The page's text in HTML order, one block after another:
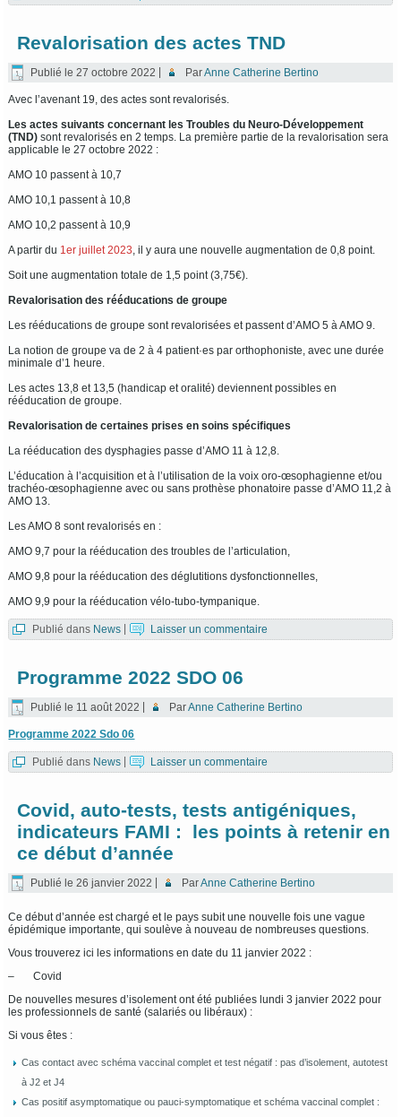
Revalorisation des actes TND
Publié le 27 octobre 2022 ParAnne Catherine Bertino
Avec l’avenant 19, des actes sont revalorisés.
Les actes suivants concernant les Troubles du Neuro-Développement
(TND)sont revalorisés en 2 temps. La première partie de la revalorisation sera
applicable le 27 octobre 2022 :
AMO 10 passent à 10,7
AMO 10,1 passent à 10,8
AMO 10,2 passent à 10,9
A partir du 1er juillet 2023, il y aura une nouvelle augmentation de 0,8 point.
Soit une augmentation totale de 1,5 point (3,75€).
Revalorisation des rééducations de groupe
Les rééducations de groupe sont revalorisées et passent d’AMO 5 à AMO 9.
La notion de groupe va de 2 à 4 patient·es par orthophoniste, avec une durée
minimale d’1 heure.
Les actes 13,8 et 13,5 (handicap et oralité) deviennent possibles en
rééducation de groupe.
Revalorisation de certaines prises en soins spécifiques
La rééducation des dysphagies passe d’AMO 11 à 12,8.
L’éducation à l’acquisition et à l’utilisation de la voix oro-œsophagienne et/ou
trachéo-œsophagienne avec ou sans prothèse phonatoire passe d’AMO 11,2 à
AMO 13.
Les AMO 8 sont revalorisés en :
AMO 9,7 pour la rééducation des troubles de l’articulation,
AMO 9,8 pour la rééducation des déglutitions dysfonctionnelles,
AMO 9,9 pour la rééducation vélo-tubo-tympanique.
Publié dans News Laisser un commentaire
Programme 2022 SDO 06
Publié le 11 août 2022 ParAnne Catherine Bertino
Programme 2022 Sdo 06
Publié dans News Laisser un commentaire
Covid, auto-tests, tests antigéniques,
indicateurs FAMI : les points à retenir en
ce début d’année
Publié le 26 janvier 2022 ParAnne Catherine Bertino
Ce début d’année est chargé et le pays subit une nouvelle fois une vague
épidémique importante, qui soulève à nouveau de nombreuses questions.
Vous trouverez ici les informations en date du 11 janvier 2022 :
– Covid
De nouvelles mesures d’isolement ont été publiées lundi 3 janvier 2022 pour
les professionnels de santé (salariés ou libéraux) :
Si vous êtes :
Cas contact avec schéma vaccinal complet et test négatif : pas d’isolement, autotest
à J2 et J4
Cas positif asymptomatique ou pauci-symptomatique et schéma vaccinal complet :